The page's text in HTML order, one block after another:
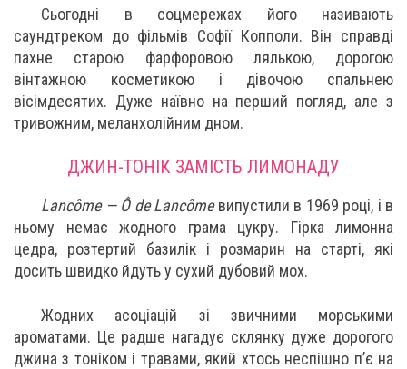
Сьогодні в соцмережах його називають
саундтреком до фільмів Софії Копполи. Він справді
пахне старою фарфоровою лялькою, дорогою
вінтажною косметикою і дівочою спальнею
вісімдесятих. Дуже наївно на перший погляд, але з
тривожним, меланхолійним дном.
ДЖИН-ТОНІК ЗАМІСТЬ ЛИМОНАДУ
Lancôme — Ô de Lancômeвипустили в 1969 році, і в
ньому немає жодного грама цукру. Гірка лимонна
цедра, розтертий базилік і розмарин на старті, які
досить швидко йдуть у сухий дубовий мох.
Жодних асоціацій зі звичними морськими
ароматами. Це радше нагадує склянку дуже дорогого
джина з тоніком і травами, який хтось неспішно п’є на